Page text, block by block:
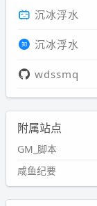
沉冰浮水
沉冰浮水
wdssmq
附属站点
GM_脚本
咸鱼纪要